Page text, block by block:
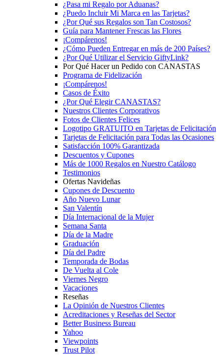
¿Pasa mi Regalo por Aduanas?
¿Puedo Incluir Mi Marca en las Tarjetas?
¿Por Qué sus Regalos son Tan Costosos?
Guía para Mantener Frescas las Flores
¡Compárenos!
¿Cómo Pueden Entregar en más de 200 Países?
¿Por Qué Utilizar el Servicio GiftyLink?
Por Qué Hacer un Pedido con CANASTAS
Programa de Fidelización
¡Compárenos!
Casos de Éxito
¿Por Qué Elegir CANASTAS?
Nuestros Clientes Corporativos
Fotos de Clientes Felices
Logotipo GRATUITO en Tarjetas de Felicitación
Tarjetas de Felicitación para Todas las Ocasiones
Satisfacción 100% Garantizada
Descuentos y Cupones
Más de 1000 Regalos en Nuestro Catálogo
Testimonios
Ofertas Navideñas
Cupones de Descuento
Año Nuevo Lunar
San Valentín
Día Internacional de la Mujer
Semana Santa
Día de la Madre
Graduación
Día del Padre
Temporada de Bodas
De Vuelta al Cole
Viernes Negro
Vacaciones
Reseñas
La Opinión de Nuestros Clientes
Acreditaciones y Reseñas del Sector
Better Business Bureau
Yahoo
Viewpoints
Trust Pilot